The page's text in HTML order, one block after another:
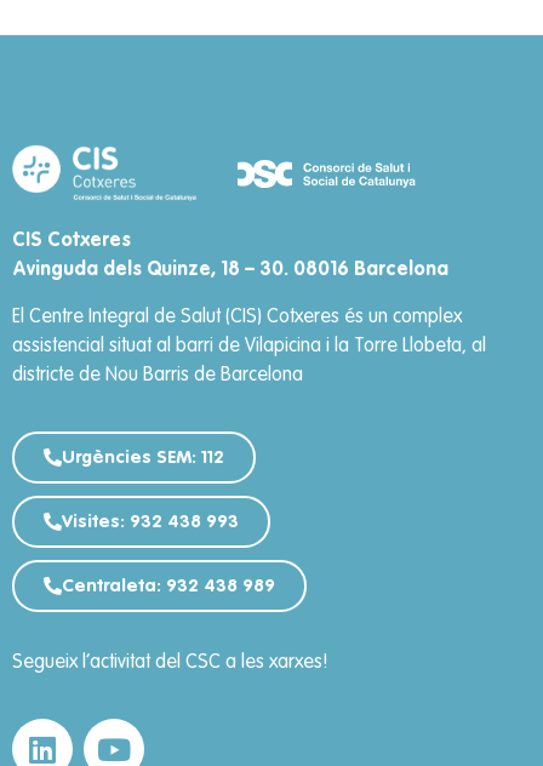
CIS Cotxeres
Avinguda dels Quinze, 18 – 30. 08016 Barcelona
El Centre Integral de Salut (CIS) Cotxeres és un complex
assistencial situat al barri de Vilapicina i la Torre Llobeta, al
districte de Nou Barris de Barcelona
Urgències SEM: 112
Visites: 932 438 993
Centraleta: 932 438 989
Segueix l’activitat del CSC a les xarxes!